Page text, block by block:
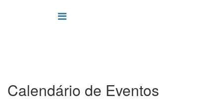
Calendário de Eventos